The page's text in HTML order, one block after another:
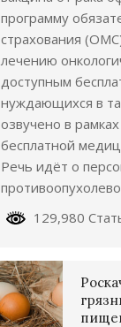
программу
страхования
лечению
доступным
нуждающихся в
озвучено в
бесплатной
Речь идёт о
129,980